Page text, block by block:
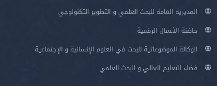
المديرية العامة للبحث العلمي و التطوير التكنولوجي
حاضنة الأعمال الرقمية
الوكالة الموضوعاتية للبحث في العلوم الإنسانية و الإجتماعية
فضاء التعليم العالي و البحث العلمي